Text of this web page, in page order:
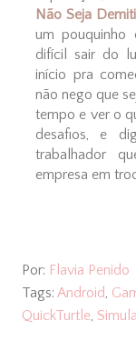
Não Seja
um pouquinho
difícil sair do
início pra
não nego que
tempo e ver o
desafios, e
trabalhador
empresa em
Por: Flavia Penido
Tags: Android,
QuickTurtle,